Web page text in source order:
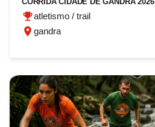
atletismo / trail
gandra